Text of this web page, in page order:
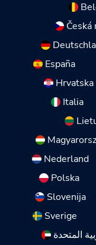
Česká
España
Hrvatska
Italia
Nederland
Polska
Slovenija
Sverige
المتحدة